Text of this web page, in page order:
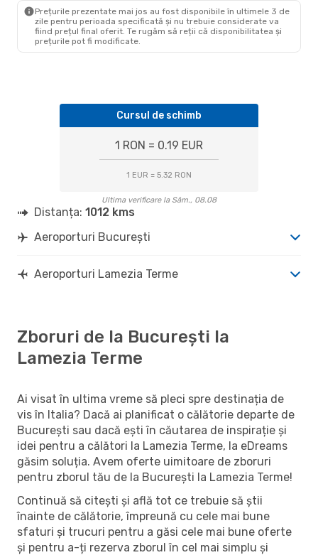
Prețurile prezentate mai jos au fost disponibile în ultimele 3 de
zile pentru perioada specificată și nu trebuie considerate va
fiind prețul final oferit. Te rugăm să reții că disponibilitatea și
prețurile pot fi modificate.
Cursul de schimb
1 RON = 0.19 EUR
1 EUR = 5.32 RON
Ultima verificare la Sâm., 08.08
Distanța: 1012 kms
Aeroporturi București
Aeroporturi Lamezia Terme
Zboruri de la București la
Lamezia Terme
Ai visat în ultima vreme să pleci spre destinația de
vis în Italia? Dacă ai planificat o călătorie departe de
București sau dacă ești în căutarea de inspirație și
idei pentru a călători la Lamezia Terme, la eDreams
găsim soluția. Avem oferte uimitoare de zboruri
pentru zborul tău de la București la Lamezia Terme!
Continuă să citești și află tot ce trebuie să știi
înainte de călătorie, împreună cu cele mai bune
sfaturi și trucuri pentru a găsi cele mai bune oferte
și pentru a-ți rezerva zborul în cel mai simplu și